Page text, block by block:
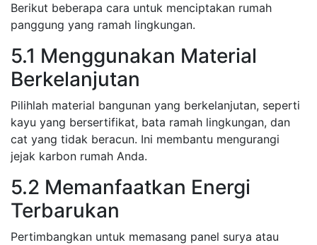
Berikut beberapa cara untuk menciptakan rumah
panggung yang ramah lingkungan.
5.1 Menggunakan Material
Berkelanjutan
Pilihlah material bangunan yang berkelanjutan, seperti
kayu yang bersertifikat, bata ramah lingkungan, dan
cat yang tidak beracun. Ini membantu mengurangi
jejak karbon rumah Anda.
5.2 Memanfaatkan Energi
Terbarukan
Pertimbangkan untuk memasang panel surya atau